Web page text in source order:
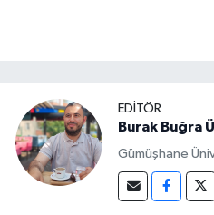
EDITÖR
Burak Buğra
Gümüşhane